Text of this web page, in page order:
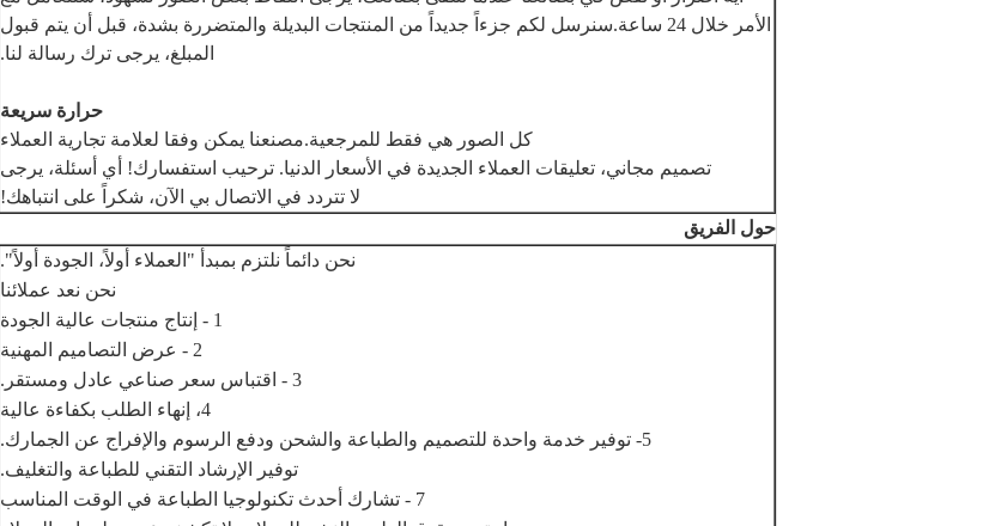
الأمر خلال 24 ساعة.سنرسل لكم جزءاً جديداً من المنتجات البديلة والمتضررة بشدة، قبل أن يتم قبول
المبلغ، يرجى ترك رسالة لنا.
حرارة سريعة
كل الصور هي فقط للمرجعية.مصنعنا يمكن وفقا لعلامة تجارية العملاء
تصميم مجاني، تعليقات العملاء الجديدة في الأسعار الدنيا. ترحيب استفسارك! أي أسئلة، يرجى
لا تتردد في الاتصال بي الآن، شكراً على انتباهك!
حول الفريق
نحن دائماً نلتزم بمبدأ "العملاء أولاً، الجودة أولاً".
نحن نعد عملائنا
1 - إنتاج منتجات عالية الجودة
2 - عرض التصاميم المهنية
3 - اقتباس سعر صناعي عادل ومستقر.
4، إنهاء الطلب بكفاءة عالية
5- توفير خدمة واحدة للتصميم والطباعة والشحن ودفع الرسوم والإفراج عن الجمارك.
توفير الإرشاد التقني للطباعة والتغليف.
7 - تشارك أحدث تكنولوجيا الطباعة في الوقت المناسب